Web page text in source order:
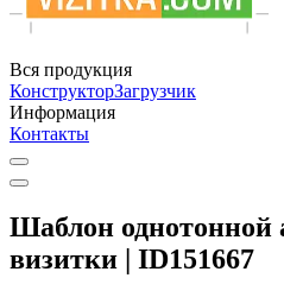
Вся продукция
КонструкторЗагрузчик
Информация
Контакты
Шаблон однотонной
визитки | ID151667